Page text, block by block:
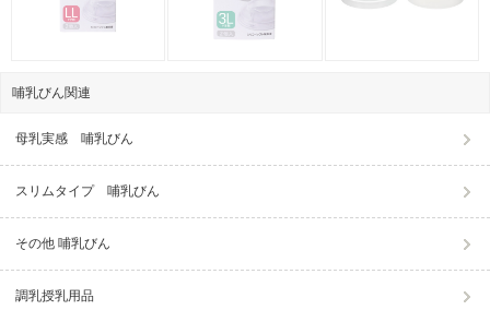
哺乳びん関連
母乳実感 哺乳びん
スリムタイプ 哺乳びん
その他 哺乳びん
調乳授乳用品